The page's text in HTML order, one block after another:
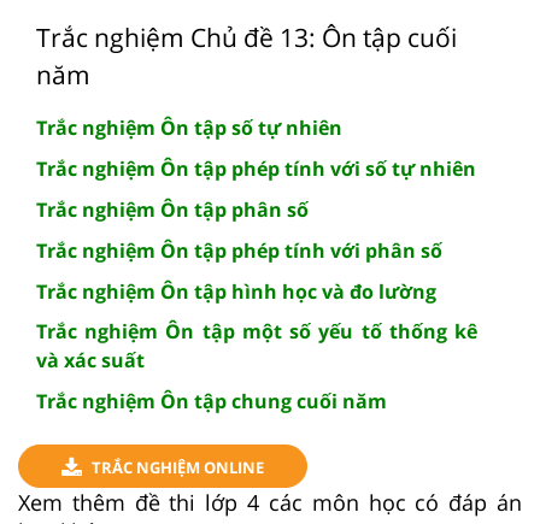
Trắc nghiệm Chủ đề 13: Ôn tập cuối
năm
Trắc nghiệm Ôn tập số tự nhiên
Trắc nghiệm Ôn tập phép tính với số tự nhiên
Trắc nghiệm Ôn tập phân số
Trắc nghiệm Ôn tập phép tính với phân số
Trắc nghiệm Ôn tập hình học và đo lường
Trắc nghiệm Ôn tập một số yếu tố thống kê
và xác suất
Trắc nghiệm Ôn tập chung cuối năm
TRẮC NGHIỆM ONLINE
Xem thêm đề thi lớp 4 các môn học có đáp án